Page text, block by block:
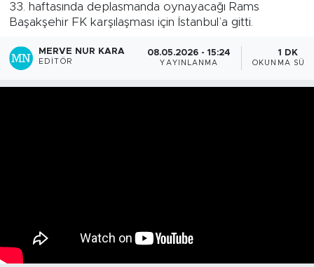
33. haftasında deplasmanda oynayacağı Rams
Başakşehir FK karşılaşması için İstanbul’a gitti.
MERVE NUR KARA
EDITÖR
08.05.2026 - 15:24
YAYINLANMA
1 DK
OKUNMA
Tüm Manşetler
Son Dakika Haberleri